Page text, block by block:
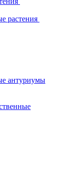
растения
антуриумы